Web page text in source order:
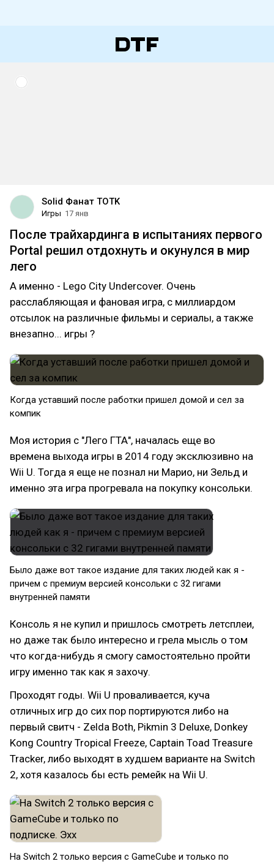
Solid Фанат TOTK
Игры 17 янв
После трайхардинга в испытаниях первого
Portal решил отдохнуть и окунулся в мир
лего
А именно - Lego City Undercover. Очень
расслабляющая и фановая игра, с миллиардом
отсылок на различные фильмы и сериалы, а также
внезапно... игры ?
Когда уставший после работки пришел домой и сел за
компик
Моя история с "Лего ГТА", началась еще во
времена выхода игры в 2014 году эксклюзивно на
Wii U. Тогда я еще не познал ни Марио, ни Зельд и
именно эта игра прогревала на покупку консольки.
Было даже вот такое издание для таких людей как я -
причем с премиум версией консольки с 32 гигами
внутренней памяти
Консоль я не купил и пришлось смотреть летсплеи,
но даже так было интересно и грела мысль о том
что когда-нибудь я смогу самостоятельно пройти
игру именно так как я захочу.
Проходят годы. Wii U проваливается, куча
отличных игр до сих пор портируются либо на
первый свитч - Zelda Both, Pikmin 3 Deluxe, Donkey
Kong Country Tropical Freeze, Captain Toad Treasure
Tracker, либо выходят в худшем варианте на Switch
2, хотя казалось бы есть ремейк на Wii U.
На Switch 2 только версия с GameCube и только по